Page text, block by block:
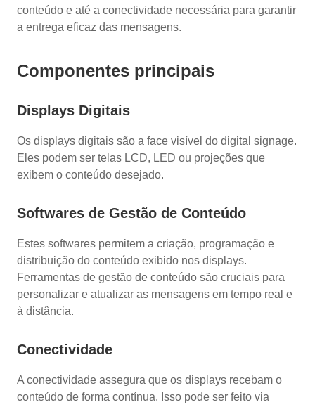
conteúdo e até a conectividade necessária para garantir
a entrega eficaz das mensagens.
Componentes principais
Displays Digitais
Os displays digitais são a face visível do digital signage.
Eles podem ser telas LCD, LED ou projeções que
exibem o conteúdo desejado.
Softwares de Gestão de Conteúdo
Estes softwares permitem a criação, programação e
distribuição do conteúdo exibido nos displays.
Ferramentas de gestão de conteúdo são cruciais para
personalizar e atualizar as mensagens em tempo real e
à distância.
Conectividade
A conectividade assegura que os displays recebam o
conteúdo de forma contínua. Isso pode ser feito via